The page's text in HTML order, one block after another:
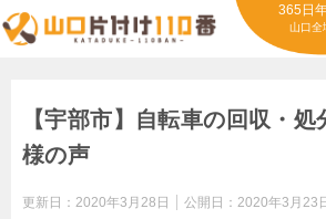
365日
山口全
【宇部市】自転車の回収・
様の声
更新日： 2020年3月28日 公開日： 2020年3月23